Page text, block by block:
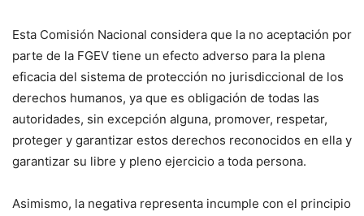
Esta Comisión Nacional considera que la no aceptación por
parte de la FGEV tiene un efecto adverso para la plena
eficacia del sistema de protección no jurisdiccional de los
derechos humanos, ya que es obligación de todas las
autoridades, sin excepción alguna, promover, respetar,
proteger y garantizar estos derechos reconocidos en ella y
garantizar su libre y pleno ejercicio a toda persona.
Asimismo, la negativa representa incumple con el principio